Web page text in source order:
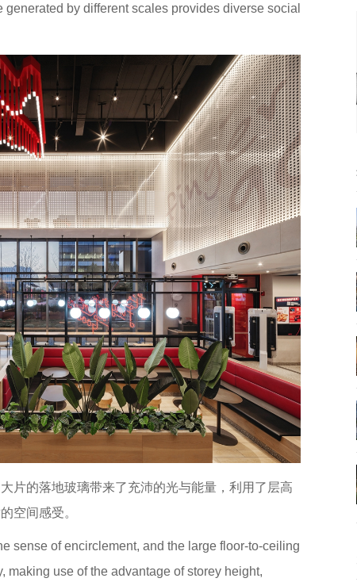
by different scales provides diverse social
片的落地玻璃带来了充沛的光与能量，利用了层高
空间感受。
sense of encirclement, and the large floor-to-ceiling
making use of the advantage of storey height,